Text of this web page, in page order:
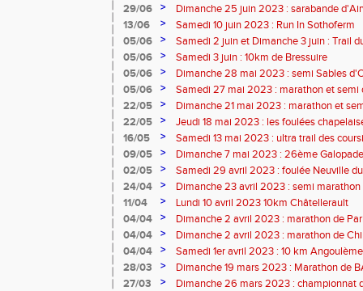
29/06
>
Dimanche 25 juin 2023 : sarabande
13/06
>
Samedi 10 juin 2023 : Run In Sothoferm
05/06
>
Samedi 2 juin et Dimanche 3 juin : Trail
Velay
05/06 >
Samedi 3 juin : 10km de Bressuire
05/06
>
Dimanche 28 mai 2023 : semi Sables
05/06
>
Samedi 27 mai 2023 : marathon et semi
22/05
>
Dimanche 21 mai 2023 : marathon et
22/05
>
Jeudi 18 mai 2023 : les foulées
16/05
>
Samedi 13 mai 2023 : ultra trail des
09/05
>
Dimanche 7 mai 2023 : 26ème
02/05
>
Samedi 29 avril 2023 : foulée Neuville
24/04
>
Dimanche 23 avril 2023 : semi marathon
11/04
>
Lundi 10 avril 2023 10km Châtellerault
04/04
>
Dimanche 2 avril 2023 : marathon de
04/04
>
Dimanche 2 avril 2023 : marathon de
04/04
>
Samedi 1er avril 2023 : 10 km Angoulème
28/03
>
Dimanche 19 mars 2023 : Marathon de
27/03
> Dimanche 26 mars 2023 : championnat